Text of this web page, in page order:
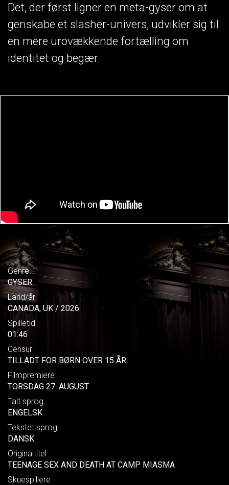
Det, der først ligner en meta-gyser om at
genskabe et slasher-univers, udvikler sig til
en mere urovækkende fortælling om
identitet og begær.
Genre
GYSER
Land/år
CANADA, UK / 2026
Spilletid
01:46
Censur
TILLADT FOR BØRN OVER 15 ÅR
Filmpremiere
TORSDAG 27. AUGUST
Talt sprog
ENGELSK
Tekstet sprog
DANSK
Originaltitel
TEENAGE SEX AND DEATH AT CAMP MIASMA
Skuespillere